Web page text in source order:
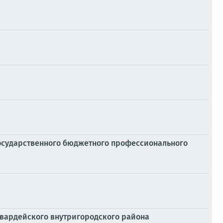
бюджетного профессионального
внутригородского района